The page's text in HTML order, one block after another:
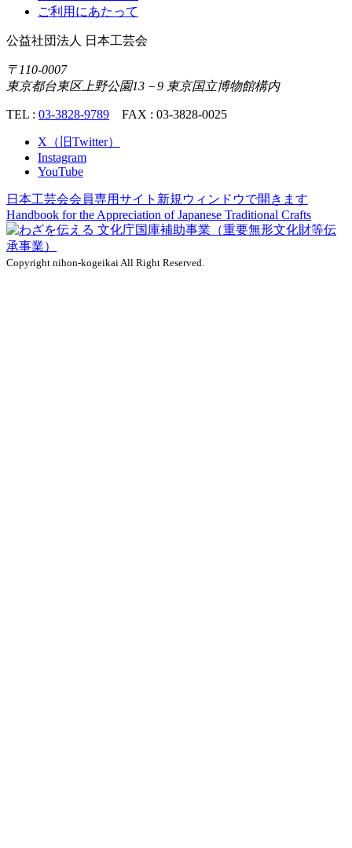
ご利用にあたって
公益社団法人 日本工芸会
〒110-0007
東京都台東区上野公園13－9 東京国立博物館構内
TEL : 03-3828-9789 FAX : 03-3828-0025
X（旧Twitter）
Instagram
YouTube
日本工芸会会員専用サイト 新規ウィンドウで開きます
Handbook for the Appreciation ofJapanese Traditional Crafts
Copyright nihon-kogeikai All Right Reserved.